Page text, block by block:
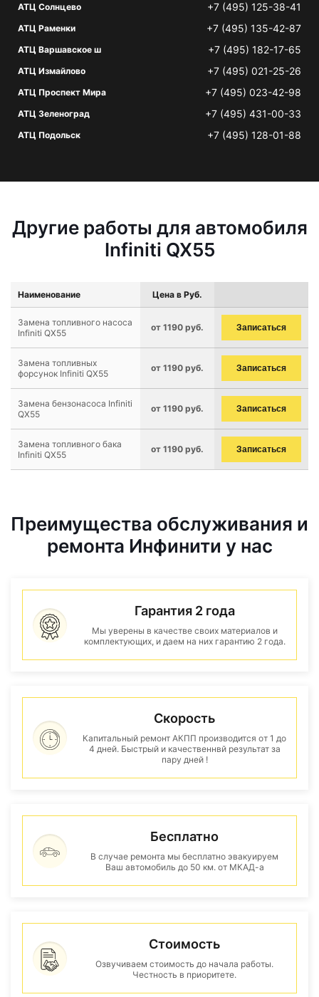
АТЦ Солнцево +7 (495) 125-38-41
АТЦ Раменки +7 (495) 135-42-87
АТЦ Варшавское ш +7 (495) 182-17-65
АТЦ Измайлово +7 (495) 021-25-26
АТЦ Проспект Мира +7 (495) 023-42-98
АТЦ Зеленоград +7 (495) 431-00-33
АТЦ Подольск +7 (495) 128-01-88
Другие работы для автомобиля
Infiniti QX55
Наименование Цена в Руб.
Замена топливного насоса
Infiniti QX55
от 1190 руб. Записаться
Замена топливных
форсунок Infiniti QX55
от 1190 руб. Записаться
Замена бензонасоса Infiniti
QX55
от 1190 руб. Записаться
Замена топливного бака
Infiniti QX55
от 1190 руб. Записаться
Преимущества обслуживания и
ремонта Инфинити у нас
Гарантия 2 года
Мы уверены в качестве своих материалов и
комплектующих, и даем на них гарантию 2 года.
Скорость
Капитальный ремонт АКПП производится от 1 до
4 дней. Быстрый и качественнвй результат за
пару дней !
Бесплатно
В случае ремонта мы бесплатно эвакуируем
Ваш автомобиль до 50 км. от МКАД-а
Стоимость
Озвучиваем стоимость до начала работы.
Честность в приоритете.